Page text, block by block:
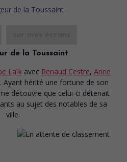
de la Toussaint
Laïk avec Renaud Cestre, Anne
. Ayant hérité une fortune de son
découvre que celui-ci détenait
au sujet des notables de sa
ville.